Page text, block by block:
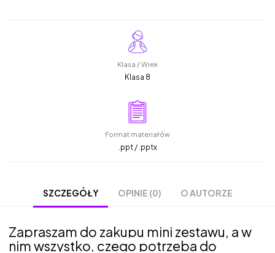
Klasa / Wiek
Klasa 8
Format materiałów
.ppt / .pptx
SZCZEGÓŁY OPINIE (0) O AUTORZE
Zapraszam do zakupu mini zestawu, a w
nim wszystko, czego potrzeba do